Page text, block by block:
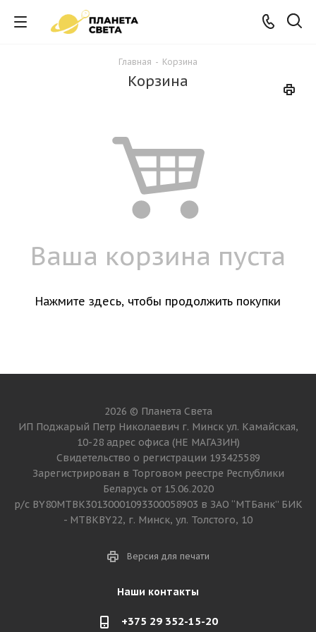
Главная - Корзина
Корзина
Ваша корзина пуста
Нажмите здесь, чтобы продолжить покупки
2026 © Планета Света
ИП Поджарый Петр Николаевич г. Минск ул. Камайская,
10-28 адрес офиса (НЕ МАГАЗИН)
Свидетельство о регистрации 193425589
Зарегистрирован в Торговом реестре Республики
Беларусь от 15.06.2020
р/с BY80MTBK30130001093300058903 в ЗАО “МТБанк” БИК
- MTBKBY22, г. Минск, ул. Толстого, 10
Версия для печати
Наши контакты
+375 29 352-15-20